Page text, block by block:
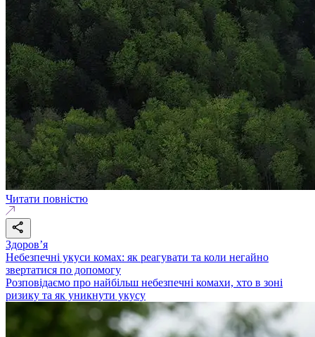
Читати повністю
Здоровʼя
Небезпечні укуси комах: як реагувати та коли негайно
звертатися по допомогу
Розповідаємо про найбільш небезпечні комахи, хто в зоні
ризику та як уникнути укусу